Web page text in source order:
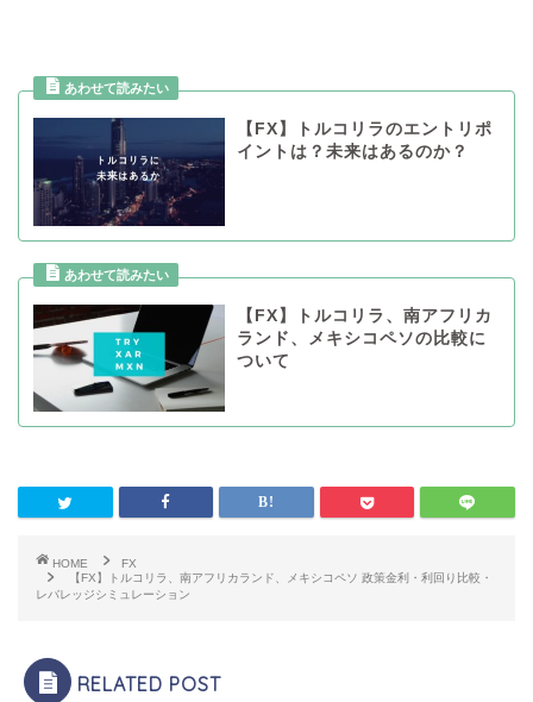
【FX】トルコリラのエントリポ
イントは？未来はあるのか？
【FX】トルコリラ、南アフリカ
ランド、メキシコペソの比較に
ついて
HOME
FX
【FX】トルコリラ、南アフリカランド、メキシコペソ 政策金利・利回り比較・
レバレッジシミュレーション
RELATED POST